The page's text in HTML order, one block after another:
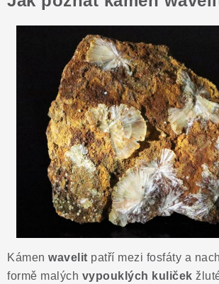
KRYSTALY
ČLÁNKY
NALEZIŠTĚ
NÁŠ PŘÍBĚH
VIDEOGALERIE
KONTAKT
Kámen wavelit patří mezi fosfáty a
formě malých vypouklých kuliček